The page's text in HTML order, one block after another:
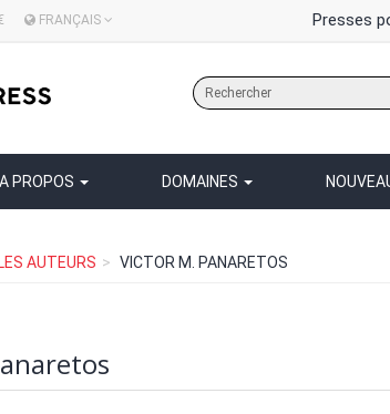
FRANÇAIS Presses
A PROPOS DOMAINES
AUTEURS VICTOR M. PANARETOS